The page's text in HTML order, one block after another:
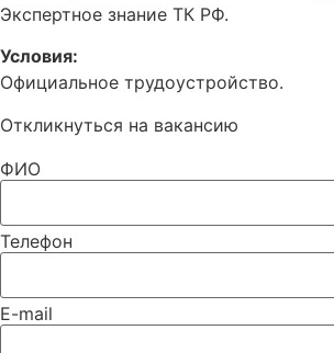
Экспертное знание ТК РФ.
Условия:
Официальное трудоустройство.
Откликнуться на вакансию
ФИО
Телефон
E-mail